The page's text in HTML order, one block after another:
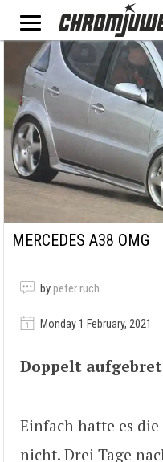
MERCEDES A38 OMG
by peter ruch
Monday 1 February, 2021
Doppelt
Einfach hatte es die
nicht. Drei Tage